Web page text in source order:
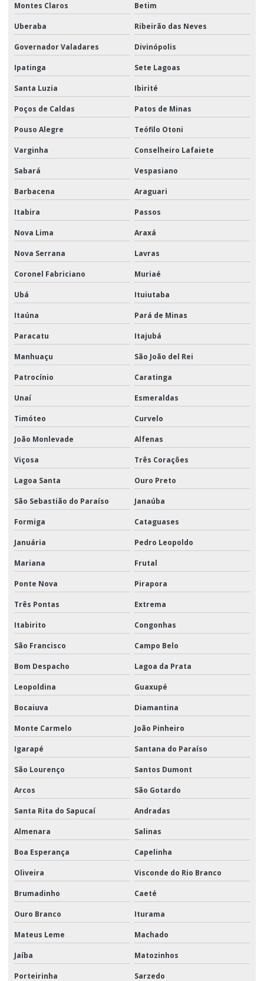
Montes Claros Betim
Uberaba Ribeirão das Neves
Governador Valadares Divinópolis
Ipatinga Sete Lagoas
Santa Luzia Ibirité
Poços de Caldas Patos de Minas
Pouso Alegre Teófilo Otoni
Varginha Conselheiro Lafaiete
Sabará Vespasiano
Barbacena Araguari
Itabira Passos
Nova Lima Araxá
Nova Serrana Lavras
Coronel Fabriciano Muriaé
Ubá Ituiutaba
Itaúna Pará de Minas
Paracatu Itajubá
Manhuaçu São João del Rei
Patrocínio Caratinga
Unaí Esmeraldas
Timóteo Curvelo
João Monlevade Alfenas
Viçosa Três Corações
Lagoa Santa Ouro Preto
São Sebastião do Paraíso Janaúba
Formiga Cataguases
Januária Pedro Leopoldo
Mariana Frutal
Ponte Nova Pirapora
Três Pontas Extrema
Itabirito Congonhas
São Francisco Campo Belo
Bom Despacho Lagoa da Prata
Leopoldina Guaxupé
Bocaiuva Diamantina
Monte Carmelo João Pinheiro
Igarapé Santana do Paraíso
São Lourenço Santos Dumont
Arcos São Gotardo
Santa Rita do Sapucaí Andradas
Almenara Salinas
Boa Esperança Capelinha
Oliveira Visconde do Rio Branco
Brumadinho Caeté
Ouro Branco Iturama
Mateus Leme Machado
Jaíba Matozinhos
Porteirinha Sarzedo